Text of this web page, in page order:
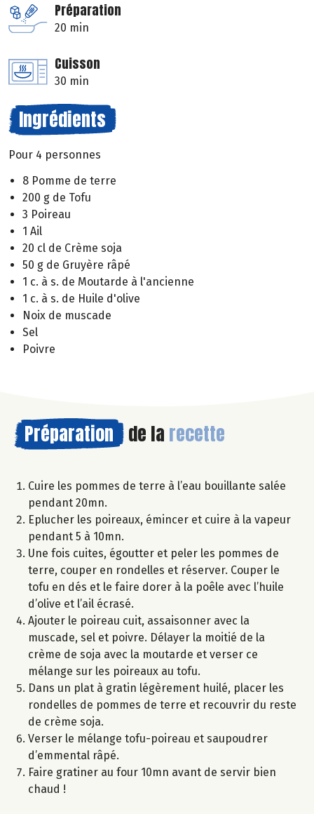
Préparation
20 min
Cuisson
30 min
Ingrédients
Pour 4 personnes
8 Pomme de terre
200 g de Tofu
3 Poireau
1 Ail
20 cl de Crème soja
50 g de Gruyère râpé
1 c. à s. de Moutarde à l'ancienne
1 c. à s. de Huile d'olive
Noix de muscade
Sel
Poivre
Préparation de la recette
Cuire les pommes de terre à l’eau bouillante salée
pendant 20mn.
Eplucher les poireaux, émincer et cuire à la vapeur
pendant 5 à 10mn.
Une fois cuites, égoutter et peler les pommes de
terre, couper en rondelles et réserver. Couper le
tofu en dés et le faire dorer à la poêle avec l’huile
d’olive et l’ail écrasé.
Ajouter le poireau cuit, assaisonner avec la
muscade, sel et poivre. Délayer la moitié de la
crème de soja avec la moutarde et verser ce
mélange sur les poireaux au tofu.
Dans un plat à gratin légèrement huilé, placer les
rondelles de pommes de terre et recouvrir du reste
de crème soja.
Verser le mélange tofu-poireau et saupoudrer
d’emmental râpé.
Faire gratiner au four 10mn avant de servir bien
chaud !